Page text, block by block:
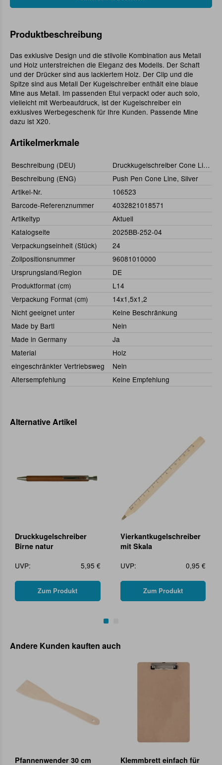
Produktbeschreibung
Das exklusive Design und die stilvolle Kombination aus Metall
und Holz unterstreichen die Eleganz des Modells. Der Schaft
und der Drücker sind aus lackiertem Holz. Der Clip und die
Spitze sind aus Metall Der Kugelschreiber enthält eine blaue
Mine aus Metall. Im passenden Etui verpackt oder auch solo,
vielleicht mit Werbeaufdruck, ist der Kugelschreiber ein
exklusives Werbegeschenk für Ihre Kunden. Passende Mine
dazu ist X20.
Artikelmerkmale
Beschreibung (DEU)
Druckkugelschreiber Cone Line, Silber
Beschreibung (ENG)
Push Pen Cone Line, Silver
Artikel-Nr.
106523
Barcode-Referenznummer
4032821018571
Artikeltyp
Aktuell
Katalogseite
2025BB-252-04
Verpackungseinheit (Stück)
24
Zollpositionsnummer
96081010000
Ursprungsland/Region
DE
Produktformat (cm)
L14
Verpackung Format (cm)
14x1,5x1,2
Nicht geeignet unter
Keine Beschränkung
Made by Bartl
Nein
Made in Germany
Ja
Material
Holz
eingeschränkter Vertriebsweg
Nein
Altersempfehlung
Keine Empfehlung
Alternative Artikel
Druckkugelschreiber
Birne natur
UVP:
5,95 €
Zum Produkt
Vierkantkugelschreiber
mit Skala
UVP:
0,95 €
Zum Produkt
Andere Kunden kauften auch
Pfannenwender 30 cm Klemmbrett einfach für